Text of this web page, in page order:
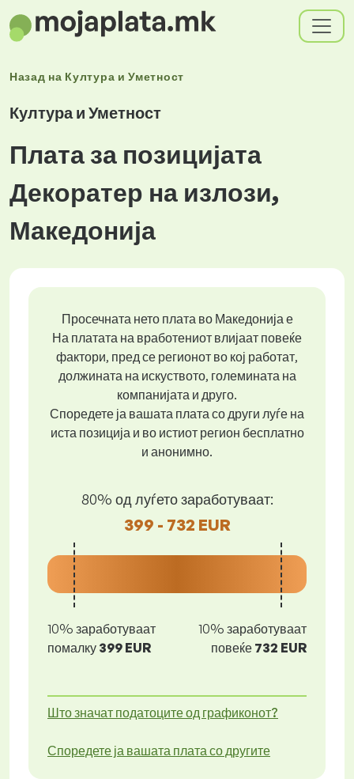
Назад на Култура и Уметност
Култура и Уметност
Плата за позицијата
Декоратер на излози,
Македонија
Просечната нето плата во Македонија е
На платата на вработениот влијаат повеќе
фактори, пред се регионот во кој работат,
должината на искуството, големината на
компанијата и друго.
Споредете ја вашата плата со други луѓе на
иста позиција и во истиот регион бесплатно
и анонимно.
80% од луѓето заработуваат:
399 - 732 EUR
10% заработуваат
помалку 399 EUR
10% заработуваат
повеќе 732 EUR
Што значат податоците од графиконот?
Споредете ја вашата плата со другите